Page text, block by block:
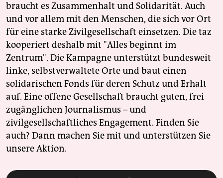
braucht es Zusammenhalt und Solidarität. Auch
und vor allem mit den Menschen, die sich vor Ort
für eine starke Zivilgesellschaft einsetzen. Die taz
kooperiert deshalb mit "Alles beginnt im
Zentrum". Die Kampagne unterstützt bundesweit
linke, selbstverwaltete Orte und baut einen
solidarischen Fonds für deren Schutz und Erhalt
auf. Eine offene Gesellschaft braucht guten, frei
zugänglichen Journalismus – und
zivilgesellschaftliches Engagement. Finden Sie
auch? Dann machen Sie mit und unterstützen Sie
unsere Aktion.